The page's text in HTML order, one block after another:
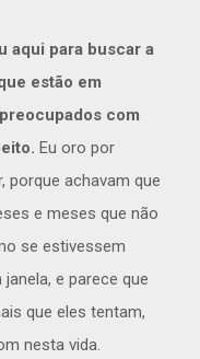
aqui para buscar a
estão em
com
Eu oro por
porque achavam que
e meses que não
se estivessem
e parece que
que eles tentam,
nesta vida.